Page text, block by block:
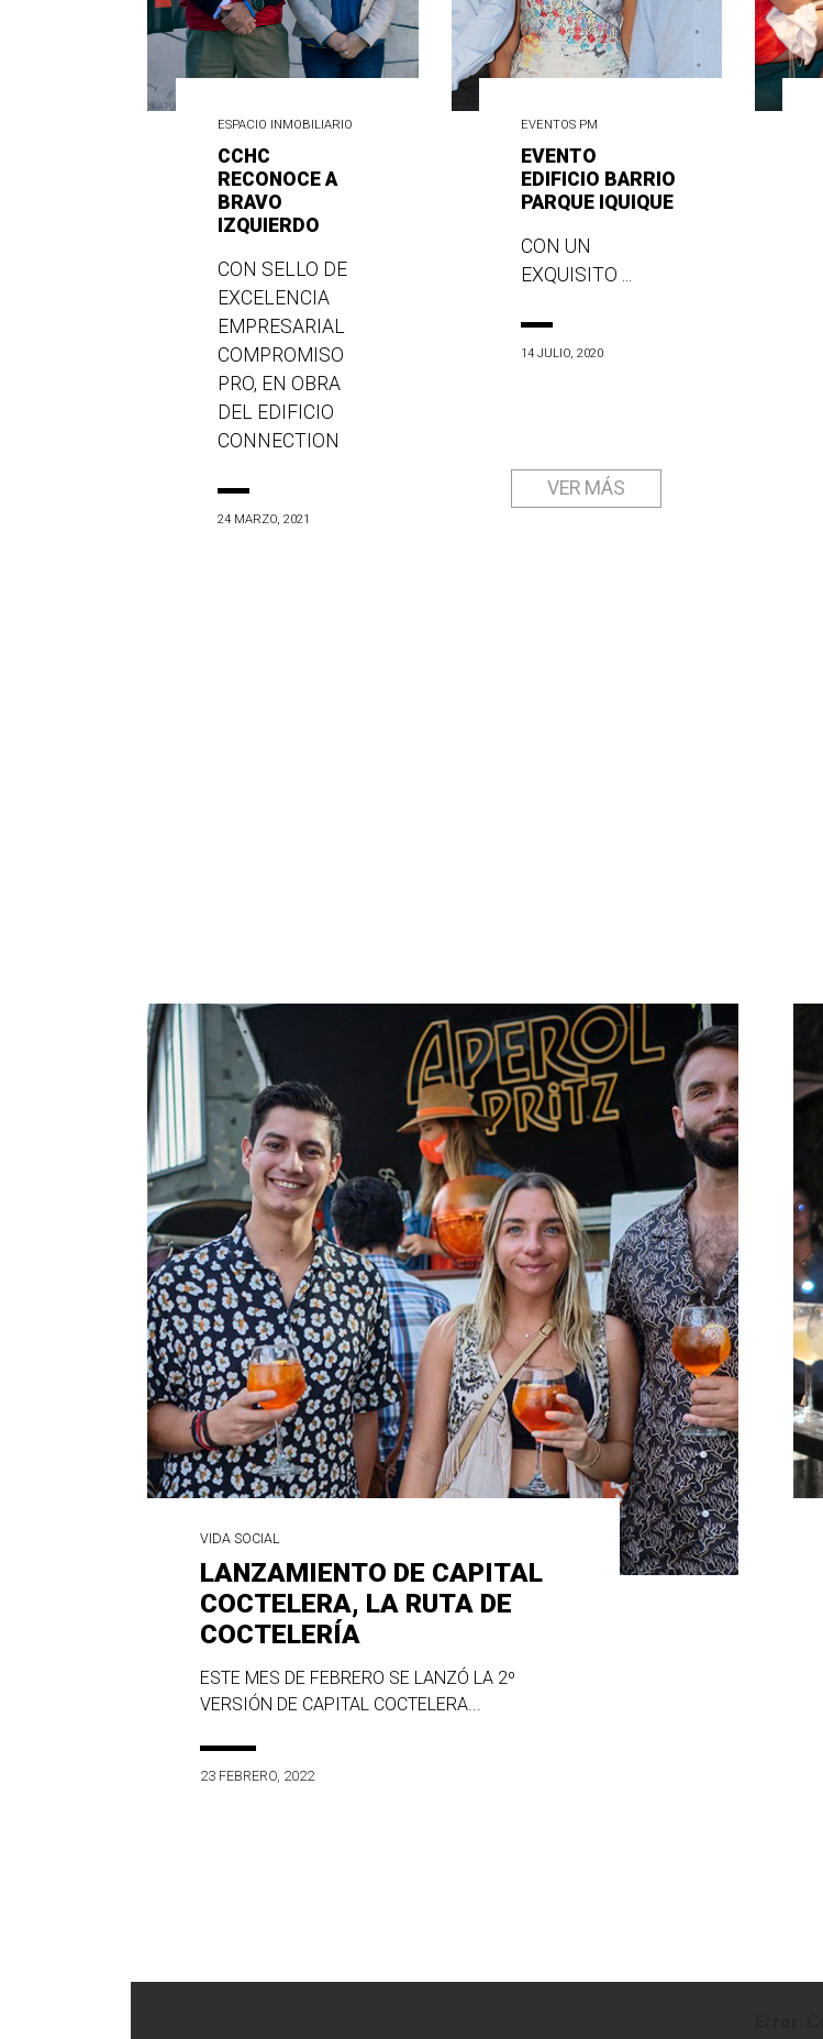
ESPACIO INMOBILIARIO
CCHC
RECONOCE A
BRAVO
IZQUIERDO
CON SELLO DE
EXCELENCIA
EMPRESARIAL
COMPROMISO
PRO, EN OBRA
DEL EDIFICIO
CONNECTION
24 MARZO, 2021
EVENTOS PM
EVENTO
EDIFICIO BARRIO
PARQUE IQUIQUE
CON UN
EXQUISITO ...
14 JULIO, 2020
VER MÁS
VIDA SOCIAL
LANZAMIENTO DE CAPITAL
COCTELERA, LA RUTA DE
COCTELERÍA
ESTE MES DE FEBRERO SE LANZÓ LA 2º
VERSIÓN DE CAPITAL COCTELERA...
23 FEBRERO, 2022